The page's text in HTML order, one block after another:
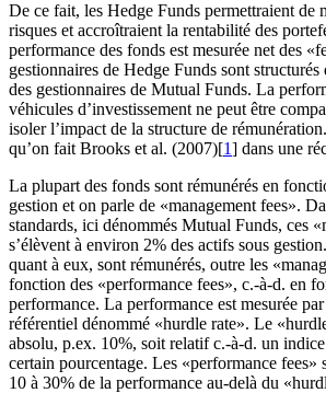
De ce fait, les Hedge Funds permettraient de
risques et accroîtraient la rentabilité des
performance des fonds est mesurée net des
gestionnaires de Hedge Funds sont
des gestionnaires de Mutual Funds. La
véhicules d’investissement ne peut être
isoler l’impact de la structure de
qu’on fait Brooks et al. (2007)[1] dans une
La plupart des fonds sont rémunérés en
gestion et on parle de «management fees».
standards, ici dénommés Mutual Funds, ces
s’élèvent à environ 2% des actifs sous
quant à eux, sont rémunérés, outre les
fonction des «performance fees», c.-à-d. en
performance. La performance est mesurée
référentiel dénommé «hurdle rate». Le
absolu, p.ex. 10%, soit relatif c.-à-d. un
certain pourcentage. Les «performance fees»
10 à 30% de la performance au-delà du